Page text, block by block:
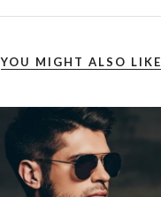
YOU MIGHT ALSO LIKE